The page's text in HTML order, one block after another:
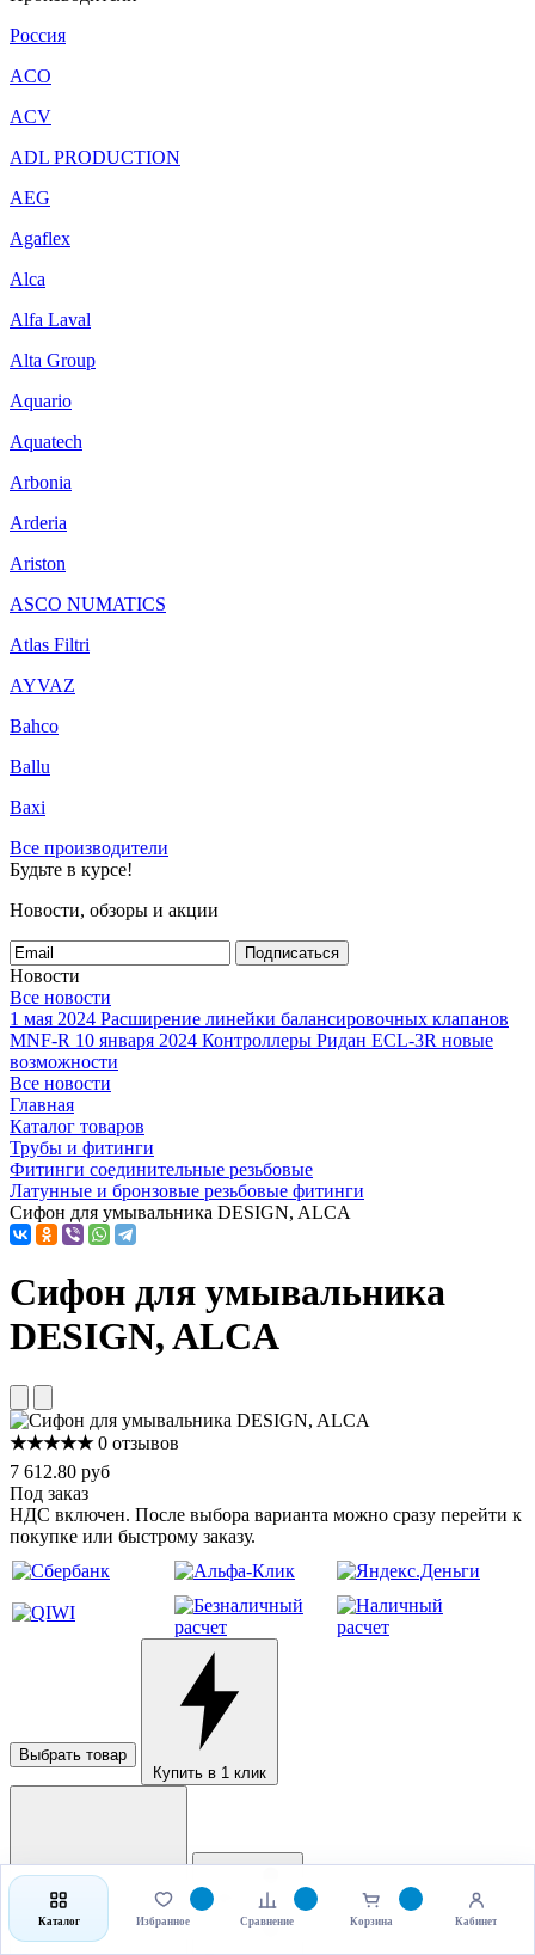
Россия
ACO
ACV
ADL PRODUCTION
AEG
Agaflex
Alca
Alfa Laval
Alta Group
Aquario
Aquatech
Arbonia
Arderia
Ariston
ASCO NUMATICS
Atlas Filtri
AYVAZ
Bahco
Ballu
Baxi
Все производители
Будьте в курсе!
Новости, обзоры и акции
Подписаться
Новости
Все новости
1 мая 2024 Расширение линейки балансировочных клапанов
MNF-R 10 января 2024 Контроллеры Ридан ECL-3R новые
возможности
Все новости
Главная
Каталог товаров
Трубы и фитинги
Фитинги соединительные резьбовые
Латунные и бронзовые резьбовые фитинги
Сифон для умывальника DESIGN, ALCA
Сифон для умывальника
DESIGN, ALCA
★★★★★ 0 отзывов
7 612.80 руб
Под заказ
НДС включен. После выбора варианта можно сразу перейти к
покупке или быстрому заказу.
Выбрать товар
Купить в 1 клик
Каталог Избранное Сравнение Корзина Кабинет